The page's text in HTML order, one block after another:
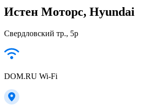
Истен Моторс, Hyundai
Свердловский тр., 5р
DOM.RU Wi-Fi